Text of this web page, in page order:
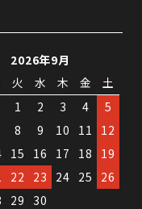
2026年9月
火 水 木 金
土
1
2 3 4
5
8 9 10 11
12
15 16 17 18
19
22 23 24 25
26
29 30